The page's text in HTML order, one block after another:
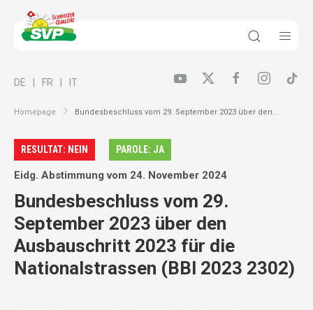
Homepage Bundesbeschluss vom 29. September 2023 über den...
DE FR IT
RESULTAT: NEIN PAROLE: JA
Eidg. Abstimmung vom 24. November 2024
Bundesbeschluss vom 29.
September 2023 über den
Ausbauschritt 2023 für die
Nationalstrassen (BBl 2023 2302)